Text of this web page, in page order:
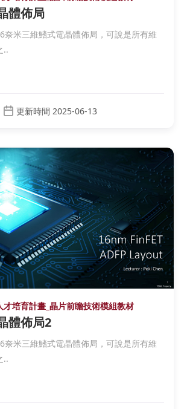
體佈局
奈米三維鰭式電晶體佈局，可說是所有維
..
更新時間 2025-06-13
培育計畫_晶片前瞻技術模組教材
體佈局2
奈米三維鰭式電晶體佈局，可說是所有維
..